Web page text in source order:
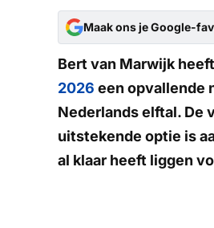
Maak ons je Google-
Bert van Marwijk
2026 een opvallende
Nederlands elftal. De
uitstekende optie is
al klaar heeft liggen